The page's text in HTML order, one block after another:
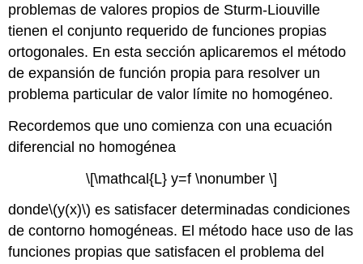
problemas de valores propios de Sturm-Liouville
tienen el conjunto requerido de funciones propias
ortogonales. En esta sección aplicaremos el método
de expansión de función propia para resolver un
problema particular de valor límite no homogéneo.
Recordemos que uno comienza con una ecuación
diferencial no homogénea
\[\mathcal{L} y=f \nonumber \]
donde\(y(x)\) es satisfacer determinadas condiciones
de contorno homogéneas. El método hace uso de las
funciones propias que satisfacen el problema del